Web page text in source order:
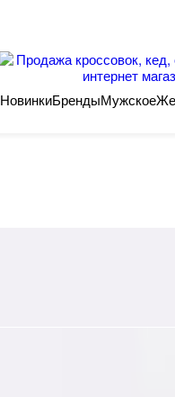
НовинкиБрендыМужское